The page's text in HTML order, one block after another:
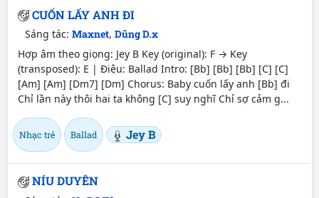
CUỐN LẤY ANH ĐI
Sáng tác: Maxnet, Dũng D.x
Hợp âm theo giọng: Jey B Key (original): F → Key
(transposed): E | Điệu: Ballad Intro: [Bb] [Bb] [Bb] [C] [C]
[Am] [Am] [Dm7] [Dm] Chorus: Baby cuốn lấy anh [Bb] đi
Chỉ lần này thôi hai ta không [C] suy nghĩ Chỉ sợ cảm g...
Nhạc trẻ Ballad Jey B
NÍU DUYÊN